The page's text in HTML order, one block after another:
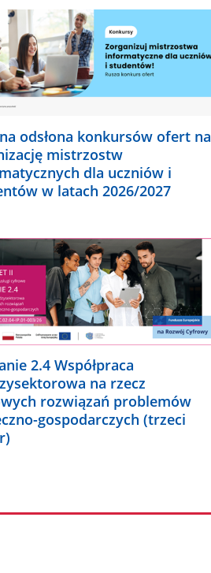
odsłona konkursów ofert na
mistrzostw
dla uczniów i
w latach 2026/2027
2.4 Współpraca
na rzecz
rozwiązań problemów
gospodarczych (trzeci